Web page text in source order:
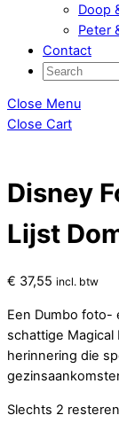
Doop
Peter
Contact
Close Menu
Close Cart
Disney
Lijst
€ 37,55 incl. btw
Een Dumbo foto-
schattige
herinnering die
Slechts 2